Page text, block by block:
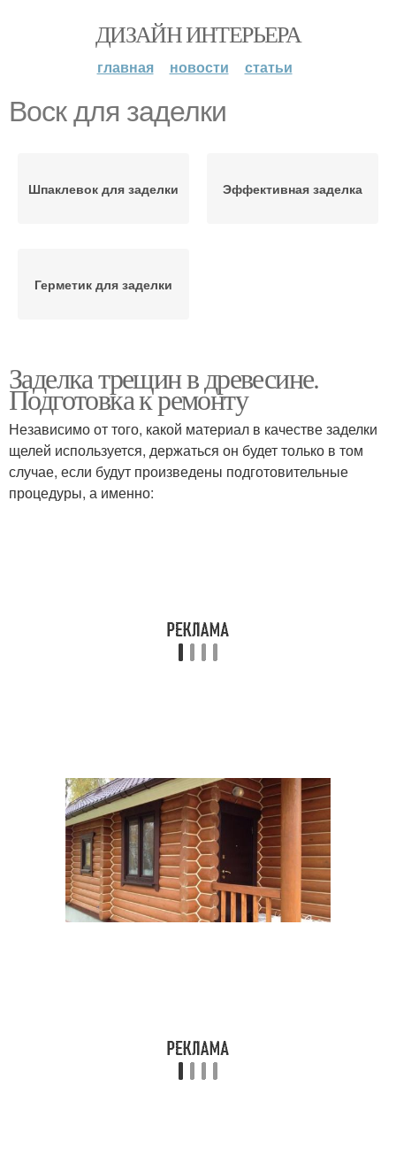
ДИЗАЙН ИНТЕРЬЕРА
главная новости статьи
Воск для заделки
Шпаклевок для заделки Эффективная заделка
Герметик для заделки
Заделка трещин в древесине.
Подготовка к ремонту
Независимо от того, какой материал в качестве заделки
щелей используется, держаться он будет только в том
случае, если будут произведены подготовительные
процедуры, а именно: